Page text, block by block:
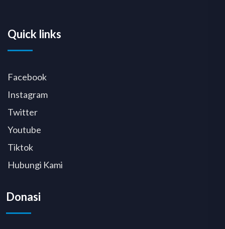
Quick links
Facebook
Instagram
Twitter
Youtube
Tiktok
Hubungi Kami
Donasi